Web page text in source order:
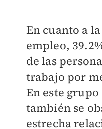
En cuanto a
empleo,
de las
trabajo por
En este
también se
estrecha